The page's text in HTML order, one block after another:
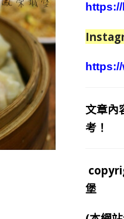
文章內
考！
堡